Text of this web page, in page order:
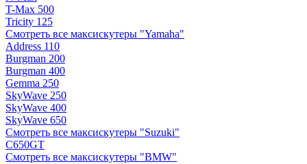
T-Max 500
Tricity 125
Смотреть все максискутеры "Yamaha"
Address 110
Burgman 200
Burgman 400
Gemma 250
SkyWave 250
SkyWave 400
SkyWave 650
Смотреть все максискутеры "Suzuki"
C650GT
Смотреть все максискутеры "BMW"